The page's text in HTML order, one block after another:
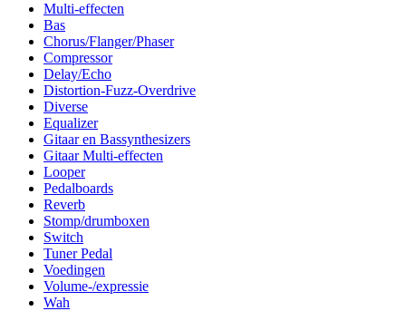
Multi-effecten
Bas
Chorus/Flanger/Phaser
Compressor
Delay/Echo
Distortion-Fuzz-Overdrive
Diverse
Equalizer
Gitaar en Bassynthesizers
Gitaar Multi-effecten
Looper
Pedalboards
Reverb
Stomp/drumboxen
Switch
Tuner Pedal
Voedingen
Volume-/expressie
Wah